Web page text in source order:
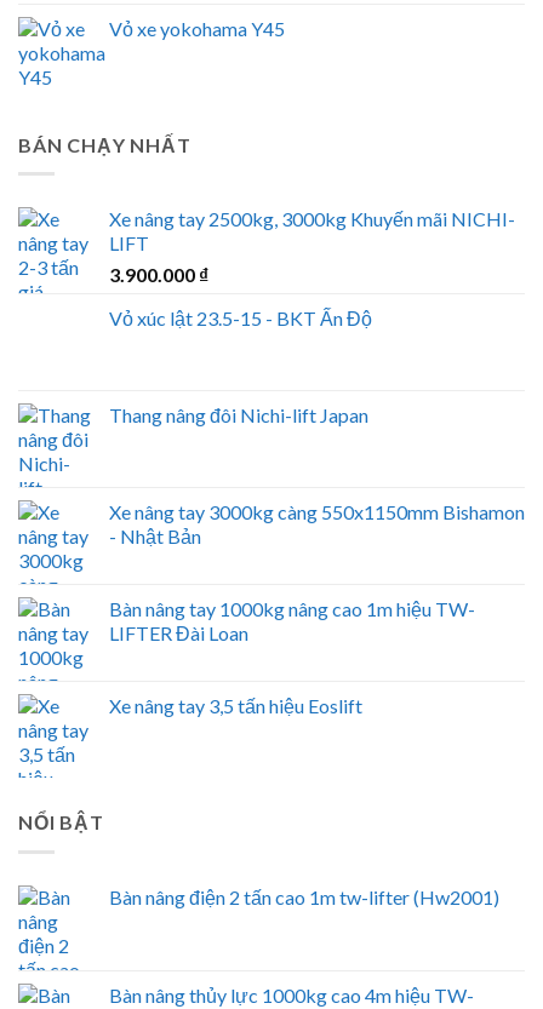
Vỏ xe yokohama Y45
BÁN CHẠY NHẤT
Xe nâng tay 2500kg, 3000kg Khuyến mãi NICHI-
LIFT
3.900.000 ₫
Vỏ xúc lật 23.5-15 - BKT Ấn Độ
Thang nâng đôi Nichi-lift Japan
Xe nâng tay 3000kg càng 550x1150mm Bishamon
- Nhật Bản
Bàn nâng tay 1000kg nâng cao 1m hiệu TW-
LIFTER Đài Loan
Xe nâng tay 3,5 tấn hiệu Eoslift
NỔI BẬT
Bàn nâng điện 2 tấn cao 1m tw-lifter (Hw2001)
Bàn nâng thủy lực 1000kg cao 4m hiệu TW-